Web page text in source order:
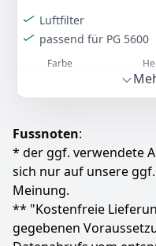
Luftfilter
passend für PG 5600
Farbe
Fussnoten:
* der ggf. verwendete
sich nur auf unsere
Meinung.
** "Kostenfreie
gegebenen